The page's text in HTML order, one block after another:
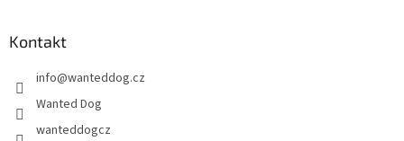
Kontakt
info@wanteddog.cz
Wanted Dog
wanteddogcz